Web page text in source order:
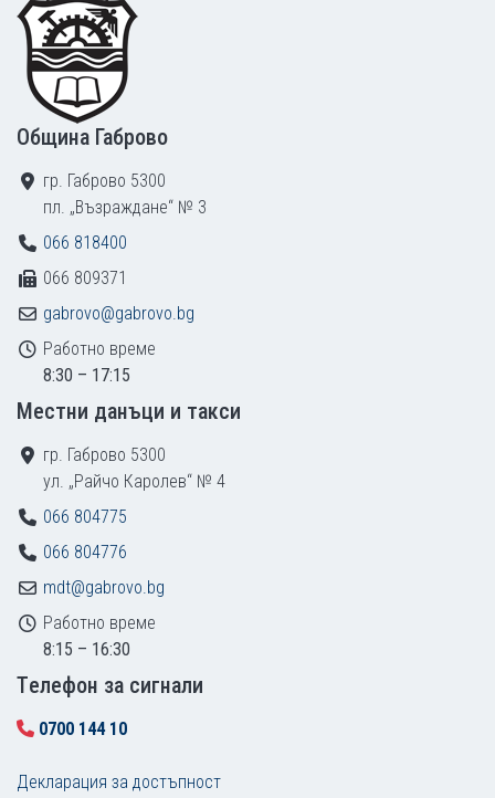
Община Габрово
гр. Габрово 5300
пл. „Възраждане“ № 3
066 818400
066 809371
gabrovo@gabrovo.bg
Работно време
8:30 – 17:15
Местни данъци и такси
гр. Габрово 5300
ул. „Райчо Каролев“ № 4
066 804775
066 804776
mdt@gabrovo.bg
Работно време
8:15 – 16:30
Tелефон за сигнали
0700 144 10
Декларация за достъпност